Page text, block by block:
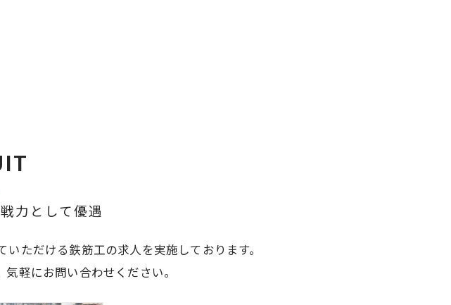
力として優遇
ただける鉄筋工の求人を実施しております。
軽にお問い合わせください。